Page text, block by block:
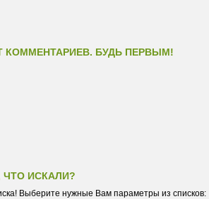
КОММЕНТАРИЕВ. БУДЬ ПЕРВЫМ!
ИСКАЛИ?
Выберите нужные Вам параметры из списков: